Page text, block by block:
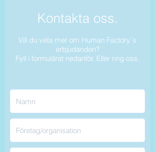
Kontakta oss.
Vill du veta mer om Human Factory´s
erbjudanden?
Fyll i formuläret nedanför. Eller ring oss.